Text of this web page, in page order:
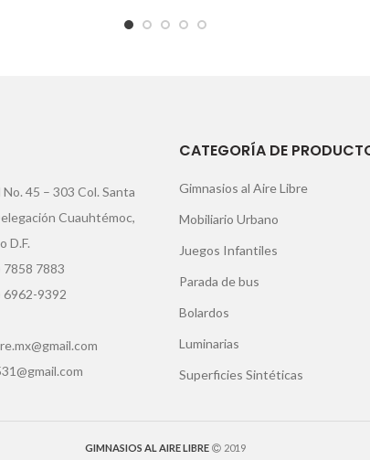
45 – 303 Col. Santa
Cuauhtémoc,
D.F.
7858 7883
6962-9392
CATEGORÍA DE
Gimnasios al Aire Libre
Mobiliario Urbano
Juegos Infantiles
Parada de bus
Bolardos
Luminarias
Superficies Sintéticas
GIMNASIOS AL AIRE LIBRE 2019